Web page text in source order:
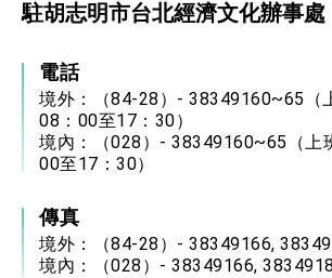
賴總統就職演說影片
外交部重要言論
我國政府將在美國亞利桑納州設
事處」，進一步深化台美交流
駐胡志明市台北經濟文化辦事處
電話
境外：（84-28）- 38349160~65（
08：00至17：30）
境內：（028）- 38349160~65（上
00至17：30）
傳真
境外：（84-28）- 38349166,
境內：（028）- 38349166,